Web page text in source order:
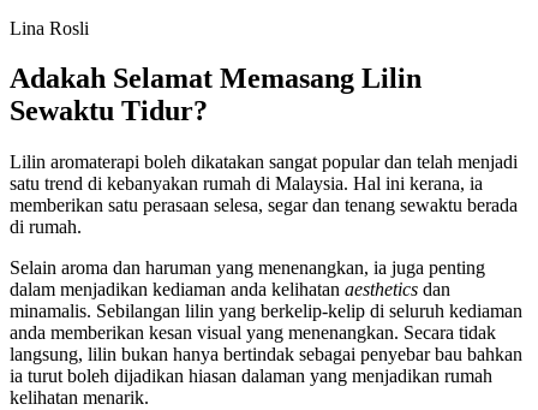
Lina Rosli
Adakah Selamat Memasang Lilin
Sewaktu Tidur?
Lilin aromaterapi boleh dikatakan sangat popular dan telah menjadi
satu trend di kebanyakan rumah di Malaysia. Hal ini kerana, ia
memberikan satu perasaan selesa, segar dan tenang sewaktu berada
di rumah.
Selain aroma dan haruman yang menenangkan, ia juga penting
dalam menjadikan kediaman anda kelihatan aesthetics dan
minamalis. Sebilangan lilin yang berkelip-kelip di seluruh kediaman
anda memberikan kesan visual yang menenangkan. Secara tidak
langsung, lilin bukan hanya bertindak sebagai penyebar bau bahkan
ia turut boleh dijadikan hiasan dalaman yang menjadikan rumah
kelihatan menarik.